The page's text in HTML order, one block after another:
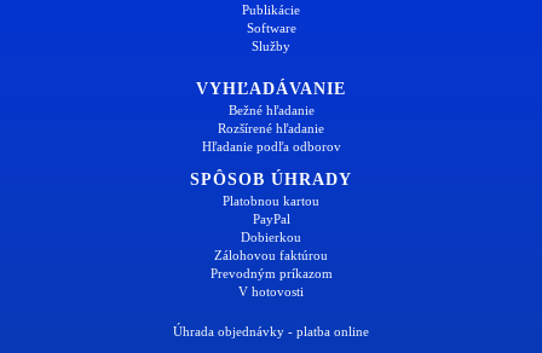
Publikácie
Software
Služby
VYHĽADÁVANIE
Bežné hľadanie
Rozšírené hľadanie
Hľadanie podľa odborov
SPÔSOB ÚHRADY
Platobnou kartou
PayPal
Dobierkou
Zálohovou faktúrou
Prevodným príkazom
V hotovosti
Úhrada objednávky - platba online